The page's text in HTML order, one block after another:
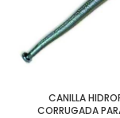
CANILLA
CORRUGADA